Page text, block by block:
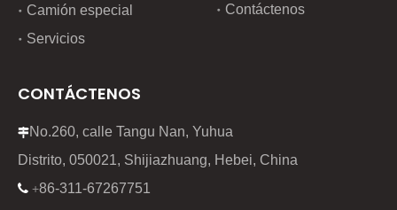
Camión especial
Servicios
Contáctenos
CONTÁCTENOS
No.260, calle Tangu Nan, Yuhua
Distrito, 050021, Shijiazhuang, Hebei, China
 +86-311-67267751